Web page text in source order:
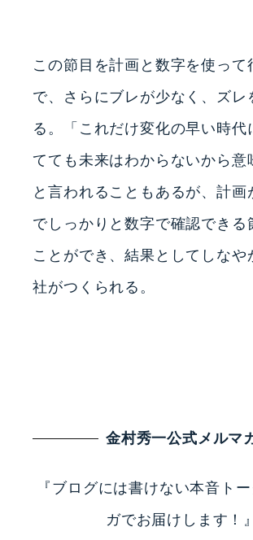
この節目を計画と数字を使って
で、さらにブレが少なく、ズレ
る。「これだけ変化の早い時代
てても未来はわからないから意
と言われることもあるが、計画
でしっかりと数字で確認できる
ことができ、結果としてしなや
社がつくられる。
金村秀一公式メルマ
『ブログには書けない本音ト
ガでお届けします！』